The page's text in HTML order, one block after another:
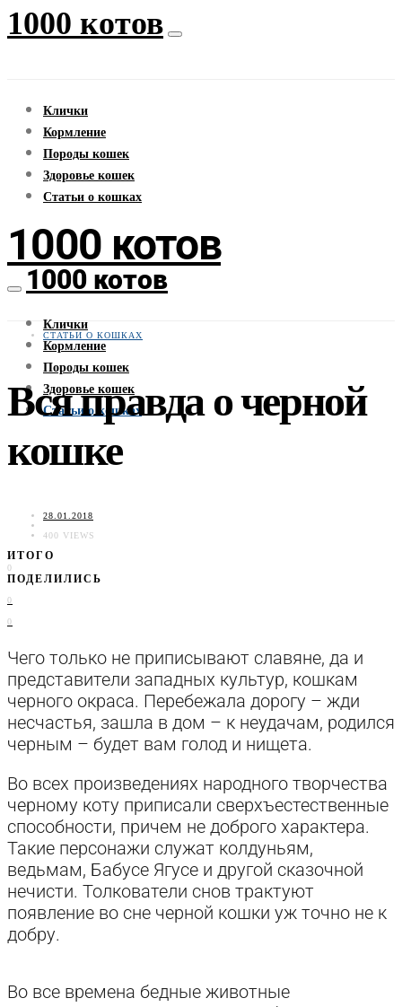
1000 котов
Клички
Кормление
Породы кошек
Здоровье кошек
Статьи о кошках
1000 котов
1000 котов
Клички
Кормление
Породы кошек
Здоровье кошек
Статьи о кошках
СТАТЬИ О КОШКАХ
Вся правда о черной
кошке
28.01.2018
400 VIEWS
ИТОГО
0
ПОДЕЛИЛИСЬ
0
0
Чего только не приписывают славяне, да и
представители западных культур, кошкам
черного окраса. Перебежала дорогу – жди
несчастья, зашла в дом – к неудачам, родился
черным – будет вам голод и нищета.
Во всех произведениях народного творчества
черному коту приписали сверхъестественные
способности, причем не доброго характера.
Такие персонажи служат колдуньям,
ведьмам, Бабусе Ягусе и другой сказочной
нечисти. Толкователи снов трактуют
появление во сне черной кошки уж точно не к
добру.
Во все времена бедные животные